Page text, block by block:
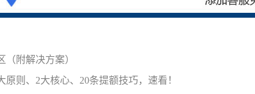
附解决方案）
则、2大核心、20条提额技巧，速看！